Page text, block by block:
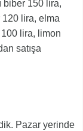
biber 150 lira,
120 lira, elma
lira, limon
satışa
Pazar yerinde